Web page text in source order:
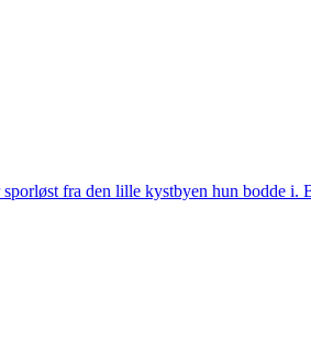
fra den lille kystbyen hun bodde i.